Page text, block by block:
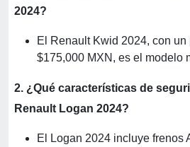
2024?
El Renault Kwid 2024, con
$175,000 MXN, es el modelo
2. ¿Qué características de
Renault Logan 2024?
El Logan 2024 incluye frenos